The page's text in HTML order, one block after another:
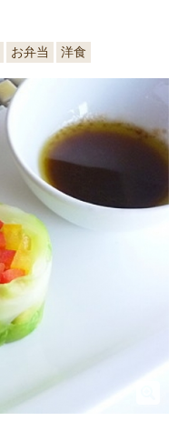
お弁当 洋食